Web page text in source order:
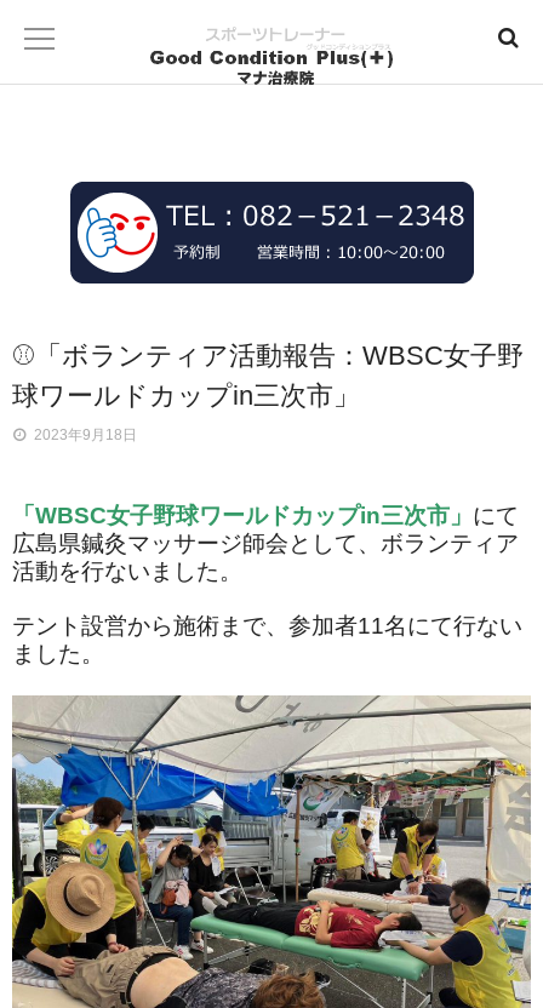
⚾「ボランティア活動報告：WBSC女子野
球ワールドカップin三次市」
2023年9月18日
「WBSC女子野球ワールドカップin三次市」 にて
広島県鍼灸マッサージ師会として、ボランティア
活動を行ないました。
テント設営から施術まで、参加者11名にて行ない
ました。